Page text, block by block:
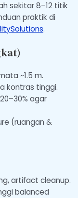
sekitar 8–12 titik
praktik di
.
~1.5 m.
kontras tinggi.
agar
(ruangan &
artifact cleanup.
balanced